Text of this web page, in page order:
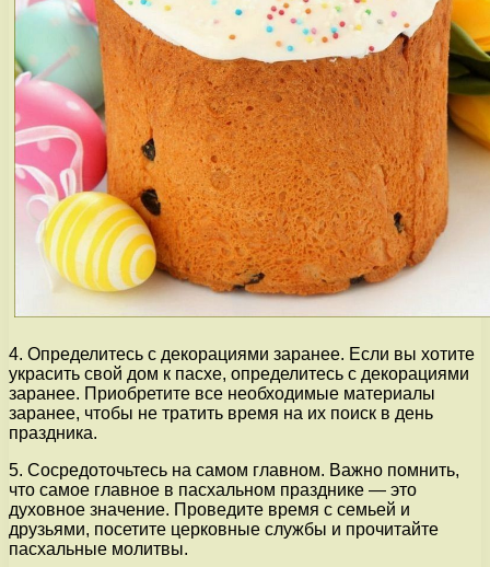
4. Определитесь с декорациями заранее. Если вы хотите
украсить свой дом к пасхе, определитесь с декорациями
заранее. Приобретите все необходимые материалы
заранее, чтобы не тратить время на их поиск в день
праздника.
5. Сосредоточьтесь на самом главном. Важно помнить,
что самое главное в пасхальном празднике — это
духовное значение. Проведите время с семьей и
друзьями, посетите церковные службы и прочитайте
пасхальные молитвы.